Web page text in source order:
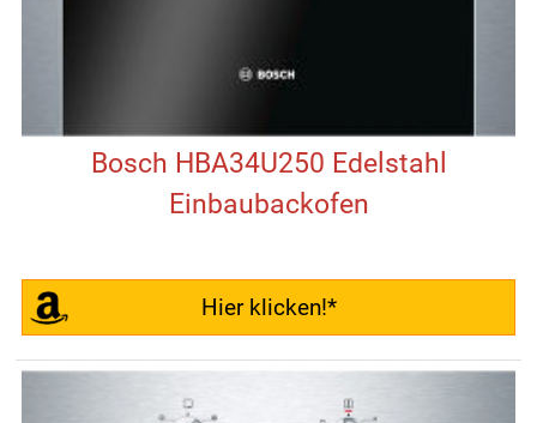
Bosch HBA34U250 Edelstahl
Einbaubackofen
Hier klicken!*